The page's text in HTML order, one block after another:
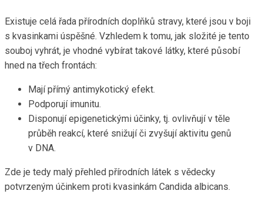
Existuje celá řada přírodních doplňků stravy, které jsou v boji
s kvasinkami úspěšné. Vzhledem k tomu, jak složité je tento
souboj vyhrát, je vhodné vybírat takové látky, které působí
hned na třech frontách:
Mají přímý antimykotický efekt.
Podporují imunitu.
Disponují epigenetickými účinky, tj. ovlivňují v těle
průběh reakcí, které snižují či zvyšují aktivitu genů
v DNA.
Zde je tedy malý přehled přírodních látek s vědecky
potvrzeným účinkem proti kvasinkám Candida albicans.